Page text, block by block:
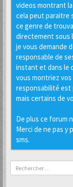
videos montrant
cela peut paraitre
ce genre de
directement sous
je vous demande
responsable de
instant et dans le
vous montriez
responsabilité
mais certains de
De plus ce forum
Merci de ne pas y
sms.